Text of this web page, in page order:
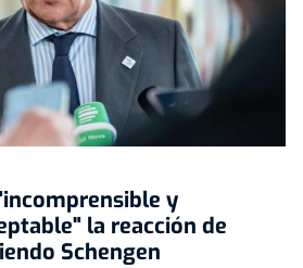
y
la reacción de
Schengen